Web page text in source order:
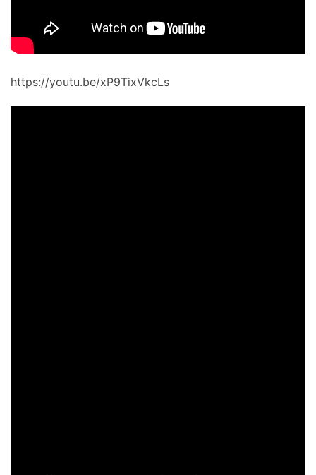
https://youtu.be/xP9TixVkcLs